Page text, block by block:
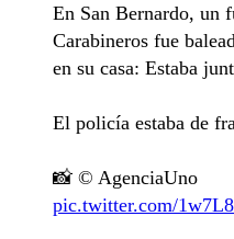
En San Bernardo, un
Carabineros fue
en su casa: Estaba
El policía estaba de
📸 © AgenciaUno
pic.twitter.com/